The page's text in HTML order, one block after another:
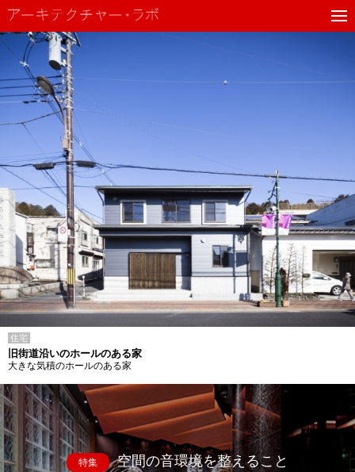
住宅
旧街道沿いのホールのある家
大きな気積のホールのある家
特集 空間の音環境を整えること